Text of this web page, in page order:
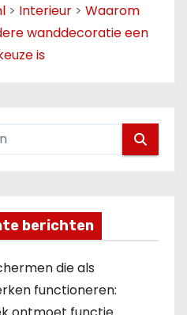
> Interieur > Waarom
wanddecoratie een
is
berichten
die als
functioneren: